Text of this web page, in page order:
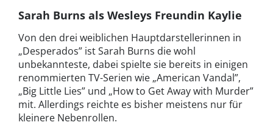
Sarah Burns als Wesleys Freundin Kaylie
Von den drei weiblichen Hauptdarstellerinnen in
„Desperados” ist Sarah Burns die wohl
unbekannteste, dabei spielte sie bereits in einigen
renommierten TV-Serien wie „American Vandal”,
„Big Little Lies” und „How to Get Away with Murder”
mit. Allerdings reichte es bisher meistens nur für
kleinere Nebenrollen.